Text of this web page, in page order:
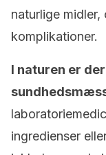
naturlige
komplikationer.
I naturen er
ingredienser